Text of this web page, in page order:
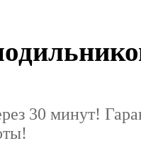
30 минут!